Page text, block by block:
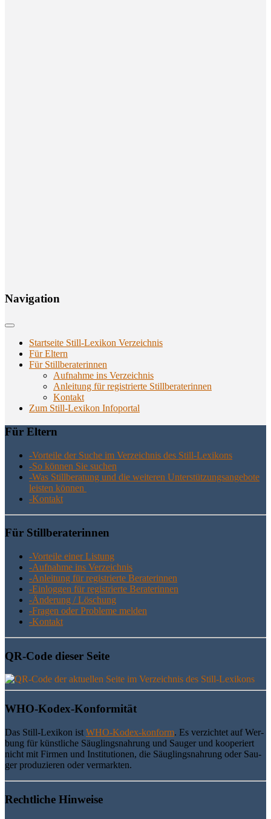
Navi­ga­ti­on
Startseite Still-Lexikon Verzeichnis
Für Eltern
Für Stillberaterinnen
Aufnahme ins Verzeichnis
Anlei­tung für regis­trier­te Stillberaterinnen
Kon­takt
Zum Still-Lexikon Infoportal
Für Eltern
-Vor­tei­le der Suche im Ver­zeich­nis des Still-Lexikons
-So kön­nen Sie suchen
-Was Still­be­ra­tung und die wei­te­ren Unter­stüt­zungs­an­ge­bo­te
leis­ten können
-Kon­takt
Für Still­be­ra­te­rin­nen
-Vor­tei­le einer Listung
-Auf­nah­me ins Verzeichnis
-Anlei­tung für regis­trier­te Beraterinnen
-Ein­log­gen für regis­trier­te Beraterinnen
-Ände­rung / Löschung
-Fra­gen oder Pro­ble­me melden
-Kon­takt
QR-Code die­ser Seite
WHO-Kodex-Kon­for­mi­tät
Das Still-Lexi­kon ist WHO-Kodex-kon­form. Es ver­zich­tet auf Wer­
bung für künst­li­che Säug­lings­nah­rung und Sau­ger und koope­riert
nicht mit Fir­men und Insti­tu­tio­nen, die Säug­lings­nah­rung oder Sau­
ger pro­du­zie­ren oder vermarkten.
Recht­li­che Hinweise